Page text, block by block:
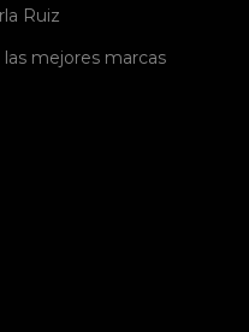
Ruiz
las mejores marcas